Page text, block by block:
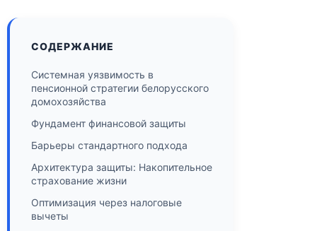
СОДЕРЖАНИЕ
Системная уязвимость в
пенсионной стратегии белорусского
домохозяйства
Фундамент финансовой защиты
Барьеры стандартного подхода
Архитектура защиты: Накопительное
страхование жизни
Оптимизация через налоговые
вычеты